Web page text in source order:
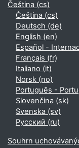
Čeština ‎(cs)‎
Čeština ‎(cs)‎
Deutsch ‎(de)‎
English ‎(en)‎
Español -
Français ‎(fr)‎
Italiano ‎(it)‎
Norsk ‎(no)‎
Português -
Slovenčina ‎(sk)‎
Svenska ‎(sv)‎
Русский ‎(ru)‎
Souhrn